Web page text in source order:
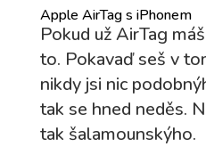
Apple AirTag s iPhonem
Pokud už AirTag
to. Pokavaď seš v
nikdy jsi nic
tak se hned neděs.
tak šalamounskýho.